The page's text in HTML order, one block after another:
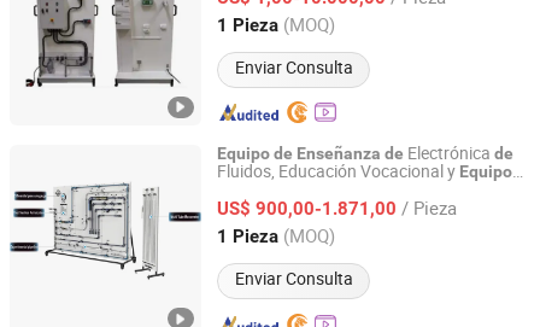
1 Pieza (MOQ)
Enviar Consulta
Shandong, China Desde 2013
Equipode Enseñanza de Electrónica de
Fluidos, Educación Vocacional y Equipo
US$ 900,00-1.871,00 / Pieza
1 Pieza (MOQ)
Enviar Consulta
Peigao Technology (Guangzhou) Co., Ltd.
Guangdong, China Desde 2025